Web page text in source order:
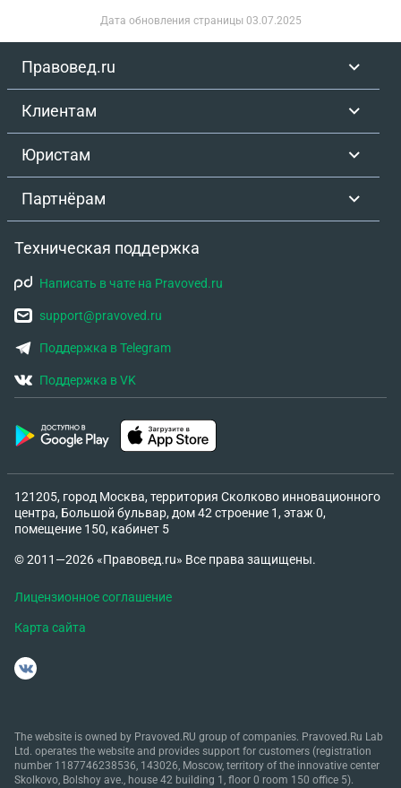
Дата обновления страницы 03.07.2025
Правовед.ru
Клиентам
Юристам
Партнёрам
Техническая поддержка
Написать в чате на Pravoved.ru
support@pravoved.ru
Поддержка в Telegram
Поддержка в VK
121205, город Москва, территория Сколково инновационного
центра, Большой бульвар, дом 42 строение 1, этаж 0,
помещение 150, кабинет 5
© 2011—2026 «Правовед.ru» Все права защищены.
Лицензионное соглашение
Карта сайта
The website is owned by Pravoved.RU group of companies. Pravoved.Ru Lab
Ltd. operates the website and provides support for customers (registration
number 1187746238536, 143026, Moscow, territory of the innovative center
Skolkovo, Bolshoy ave., house 42 building 1, floor 0 room 150 office 5).